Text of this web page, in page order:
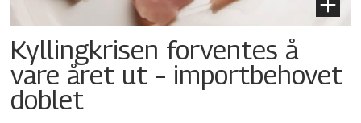
Kyllingkrisen forventes å
vare året ut – importbehovet
doblet